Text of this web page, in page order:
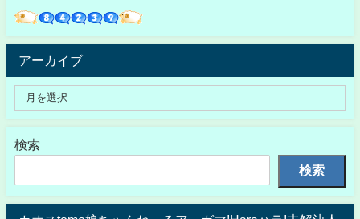
アーカイブ
検索
検索